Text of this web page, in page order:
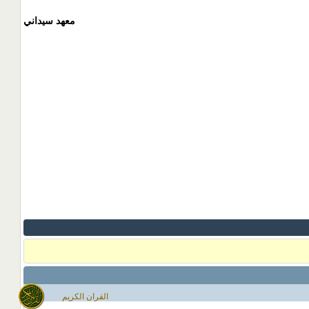
القران الكريم
معهد سيداني